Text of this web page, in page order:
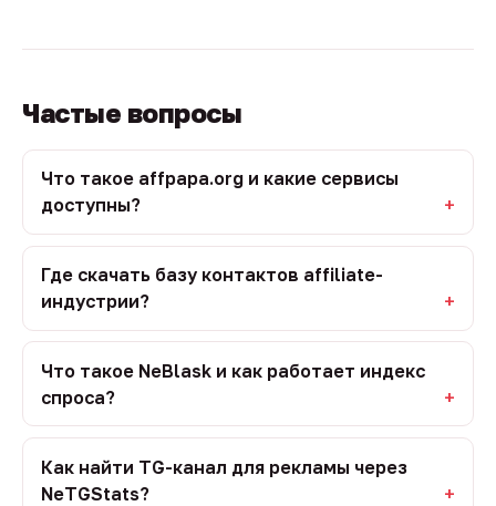
Частые вопросы
Что такое affpapa.org и какие сервисы
доступны?
Где скачать базу контактов affiliate-
индустрии?
Что такое NeBlask и как работает индекс
спроса?
Как найти TG-канал для рекламы через
NeTGStats?